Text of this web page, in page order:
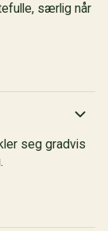
særlig når
seg gradvis